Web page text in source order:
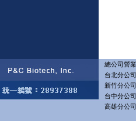
總公司營
台北分公
新竹分公
台中分公
高雄分公